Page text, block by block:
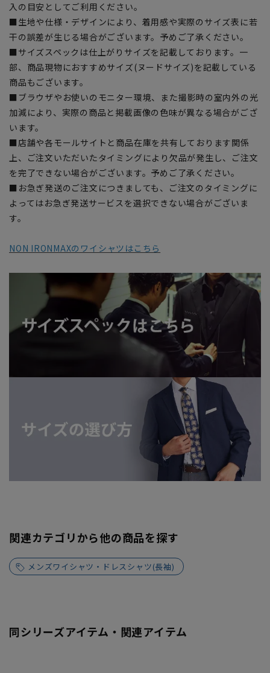
入の目安としてご利用ください。
■生地や仕様・デザインにより、着用感や実際のサイズ表に若
干の誤差が生じる場合がございます。予めご了承ください。
■サイズスペックは仕上がりサイズを記載しております。一
部、商品現物におすすめサイズ(ヌードサイズ)を記載している
商品もございます。
■ブラウザやお使いのモニター環境、また撮影時の室内外の光
加減により、実際の商品と掲載画像の色味が異なる場合がござ
います。
■店舗や各モールサイトと商品在庫を共有しております関係
上、ご注文いただいたタイミングにより欠品が発生し、ご注文
を完了できない場合がございます。予めご了承ください。
■お急ぎ発送のご注文につきましても、ご注文のタイミングに
よってはお急ぎ発送サービスを選択できない場合がございま
す。
NON IRONMAXのワイシャツはこちら
関連カテゴリから他の商品を探す
メンズワイシャツ・ドレスシャツ(長袖)
同シリーズアイテム・関連アイテム